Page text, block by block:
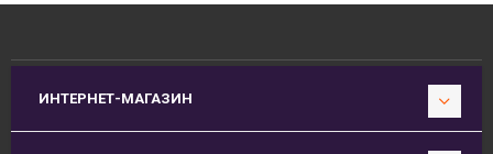
ИНТЕРНЕТ-МАГАЗИН